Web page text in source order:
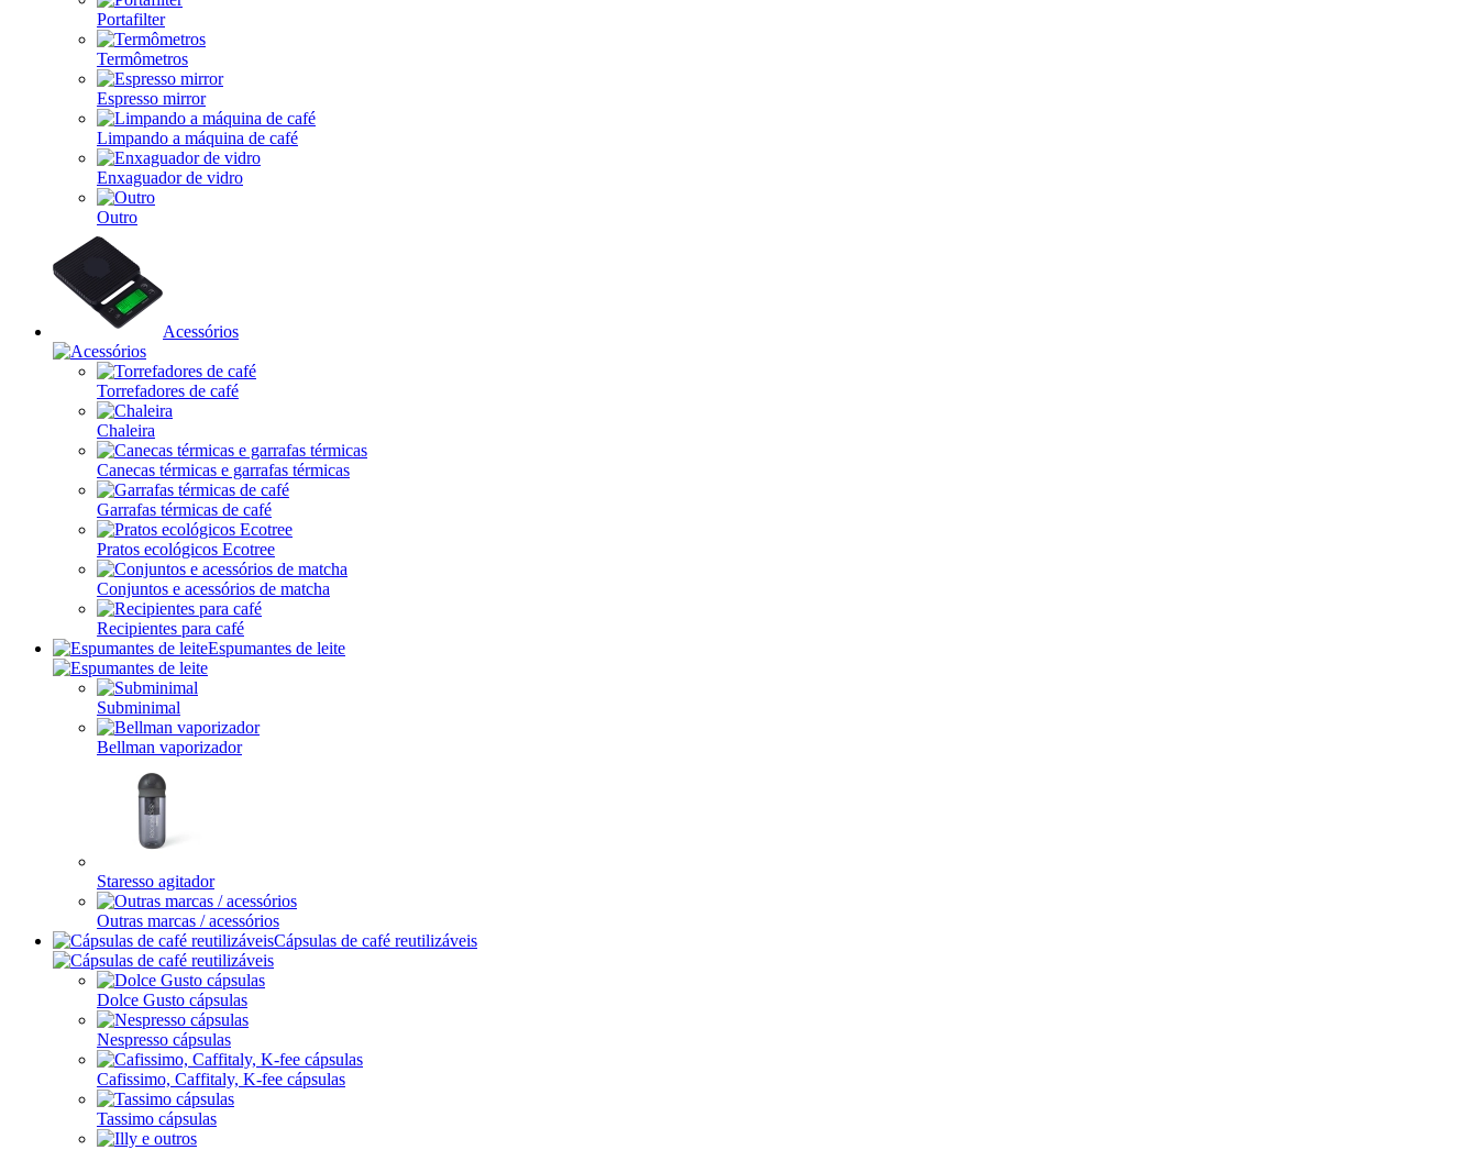
Portafilter
Termômetros
Espresso mirror
Limpando a máquina de café
Enxaguador de vidro
Outro
Acessórios
Torrefadores de café
Chaleira
Canecas térmicas e garrafas térmicas
Garrafas térmicas de café
Pratos ecológicos Ecotree
Conjuntos e acessórios de matcha
Recipientes para café
Espumantes de leite
Subminimal
Bellman vaporizador
Staresso agitador
Outras marcas / acessórios
Cápsulas de café reutilizáveis
Dolce Gusto cápsulas
Nespresso cápsulas
Cafissimo, Caffitaly, K-fee cápsulas
Tassimo cápsulas